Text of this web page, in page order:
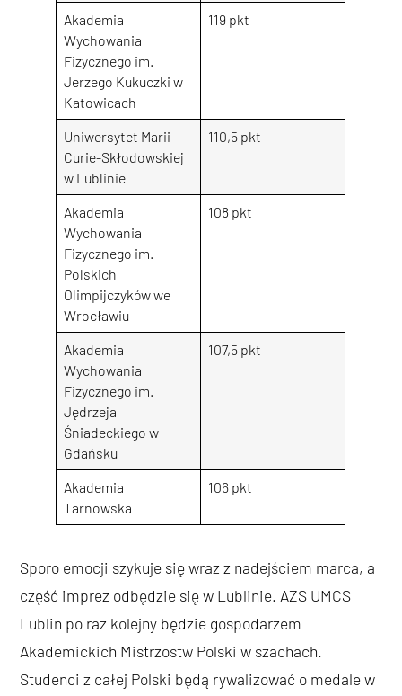
Akademia
Wychowania
Fizycznego im.
Jerzego Kukuczki w
Katowicach
119 pkt
Uniwersytet Marii
Curie-Skłodowskiej
w Lublinie
110,5 pkt
Akademia
Wychowania
Fizycznego im.
Polskich
Olimpijczyków we
Wrocławiu
108 pkt
Akademia
Wychowania
Fizycznego im.
Jędrzeja
Śniadeckiego w
Gdańsku
107,5 pkt
Akademia
Tarnowska
106 pkt
Sporo emocji szykuje się wraz z nadejściem marca, a
część imprez odbędzie się w Lublinie. AZS UMCS
Lublin po raz kolejny będzie gospodarzem
Akademickich Mistrzostw Polski w szachach.
Studenci z całej Polski będą rywalizować o medale w